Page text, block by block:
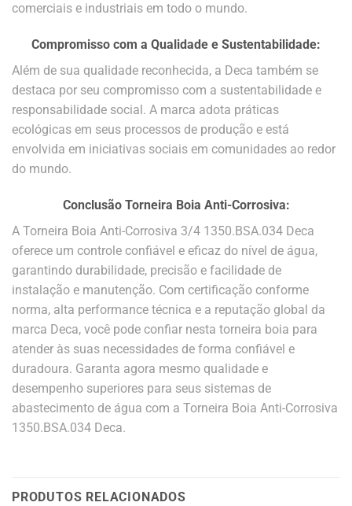
comerciais e industriais em todo o mundo.
Compromisso com a Qualidade e Sustentabilidade:
Além de sua qualidade reconhecida, a Deca também se
destaca por seu compromisso com a sustentabilidade e
responsabilidade social. A marca adota práticas
ecológicas em seus processos de produção e está
envolvida em iniciativas sociais em comunidades ao redor
do mundo.
Conclusão Torneira Boia Anti-Corrosiva:
A Torneira Boia Anti-Corrosiva 3/4 1350.BSA.034 Deca
oferece um controle confiável e eficaz do nível de água,
garantindo durabilidade, precisão e facilidade de
instalação e manutenção. Com certificação conforme
norma, alta performance técnica e a reputação global da
marca Deca, você pode confiar nesta torneira boia para
atender às suas necessidades de forma confiável e
duradoura. Garanta agora mesmo qualidade e
desempenho superiores para seus sistemas de
abastecimento de água com a Torneira Boia Anti-Corrosiva
1350.BSA.034 Deca.
PRODUTOS RELACIONADOS